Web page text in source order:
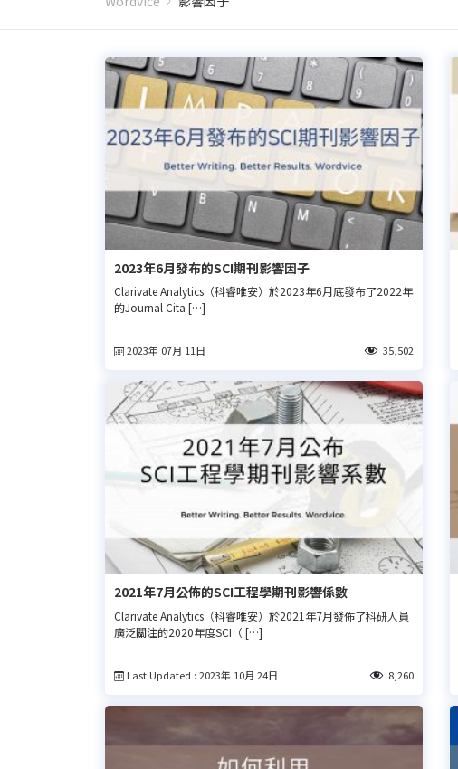
2023年6月發布的SCI期刊影響因子
Clarivate Analytics（科睿唯安）於2023年6月底發布了2022年
的Journal Cita […]
2023年 07月 11日 35,502
2021年7月公佈的SCI工程學期刊影響係數
Clarivate Analytics（科睿唯安）於2021年7月發佈了科研人員
廣泛關注的2020年度SCI（ […]
Last Updated : 2023年 10月 24日 8,260